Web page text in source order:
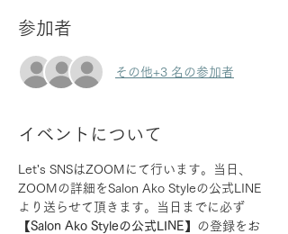
参加者
その他+3 名の参加者
イベントについて
Let's SNSはZOOMにて行います。当日、
ZOOMの詳細をSalon Ako Styleの公式LINE
より送らせて頂きます。当日までに必ず
【Salon Ako Styleの公式LINE 】の登録をお